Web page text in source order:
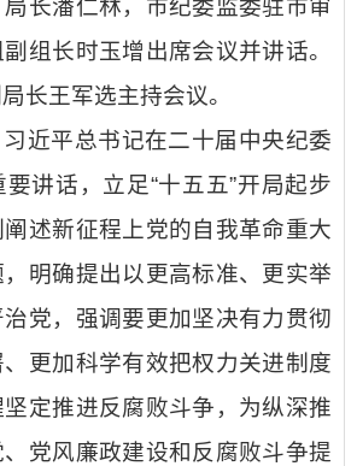
长潘仁林，市纪委监委驻市审
组长时玉增出席会议并讲话。
长王军选主持会议。
近平总书记在二十届中央纪委
讲话，立足“十五五”开局起步
述新征程上党的自我革命重大
明确提出以更高标准、更实举
党，强调要更加坚决有力贯彻
更加科学有效把权力关进制度
定推进反腐败斗争，为纵深推
党风廉政建设和反腐败斗争提